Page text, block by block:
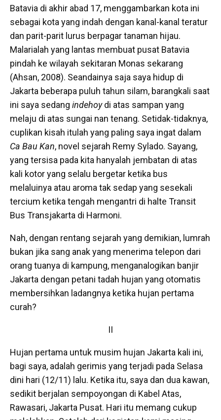
Batavia di akhir abad 17, menggambarkan kota ini
sebagai kota yang indah dengan kanal-kanal teratur
dan parit-parit lurus berpagar tanaman hijau.
Malarialah yang lantas membuat pusat Batavia
pindah ke wilayah sekitaran Monas sekarang
(Ahsan, 2008). Seandainya saja saya hidup di
Jakarta beberapa puluh tahun silam, barangkali saat
ini saya sedang indehoydi atas sampan yang
melaju di atas sungai nan tenang. Setidak-tidaknya,
cuplikan kisah itulah yang paling saya ingat dalam
Ca Bau Kan, novel sejarah Remy Sylado. Sayang,
yang tersisa pada kita hanyalah jembatan di atas
kali kotor yang selalu bergetar ketika bus
melaluinya atau aroma tak sedap yang sesekali
tercium ketika tengah mengantri di halte Transit
Bus Transjakarta di Harmoni.
Nah, dengan rentang sejarah yang demikian, lumrah
bukan jika sang anak yang menerima telepon dari
orang tuanya di kampung, menganalogikan banjir
Jakarta dengan petani tadah hujan yang otomatis
membersihkan ladangnya ketika hujan pertama
curah?
II
Hujan pertama untuk musim hujan Jakarta kali ini,
bagi saya, adalah gerimis yang terjadi pada Selasa
dini hari (12/11) lalu. Ketika itu, saya dan dua kawan,
sedikit berjalan sempoyongan di Kabel Atas,
Rawasari, Jakarta Pusat. Hari itu memang cukup